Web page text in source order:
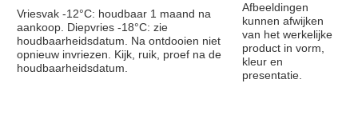
Vriesvak -12°C: houdbaar 1 maand na
aankoop. Diepvries -18°C: zie
houdbaarheidsdatum. Na ontdooien niet
opnieuw invriezen. Kijk, ruik, proef na de
houdbaarheidsdatum.
Afbeeldingen
kunnen afwijken
van het werkelijke
product in vorm,
kleur en
presentatie.